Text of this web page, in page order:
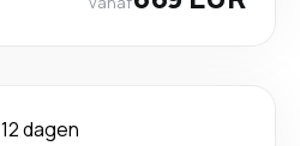
12 dagen